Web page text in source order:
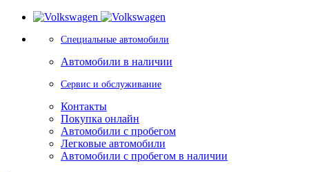
Специальные автомобили
Автомобили в наличии
Сервис и обслуживание
Контакты
Покупка онлайн
Автомобили с пробегом
Легковые автомобили
Автомобили с пробегом в наличии